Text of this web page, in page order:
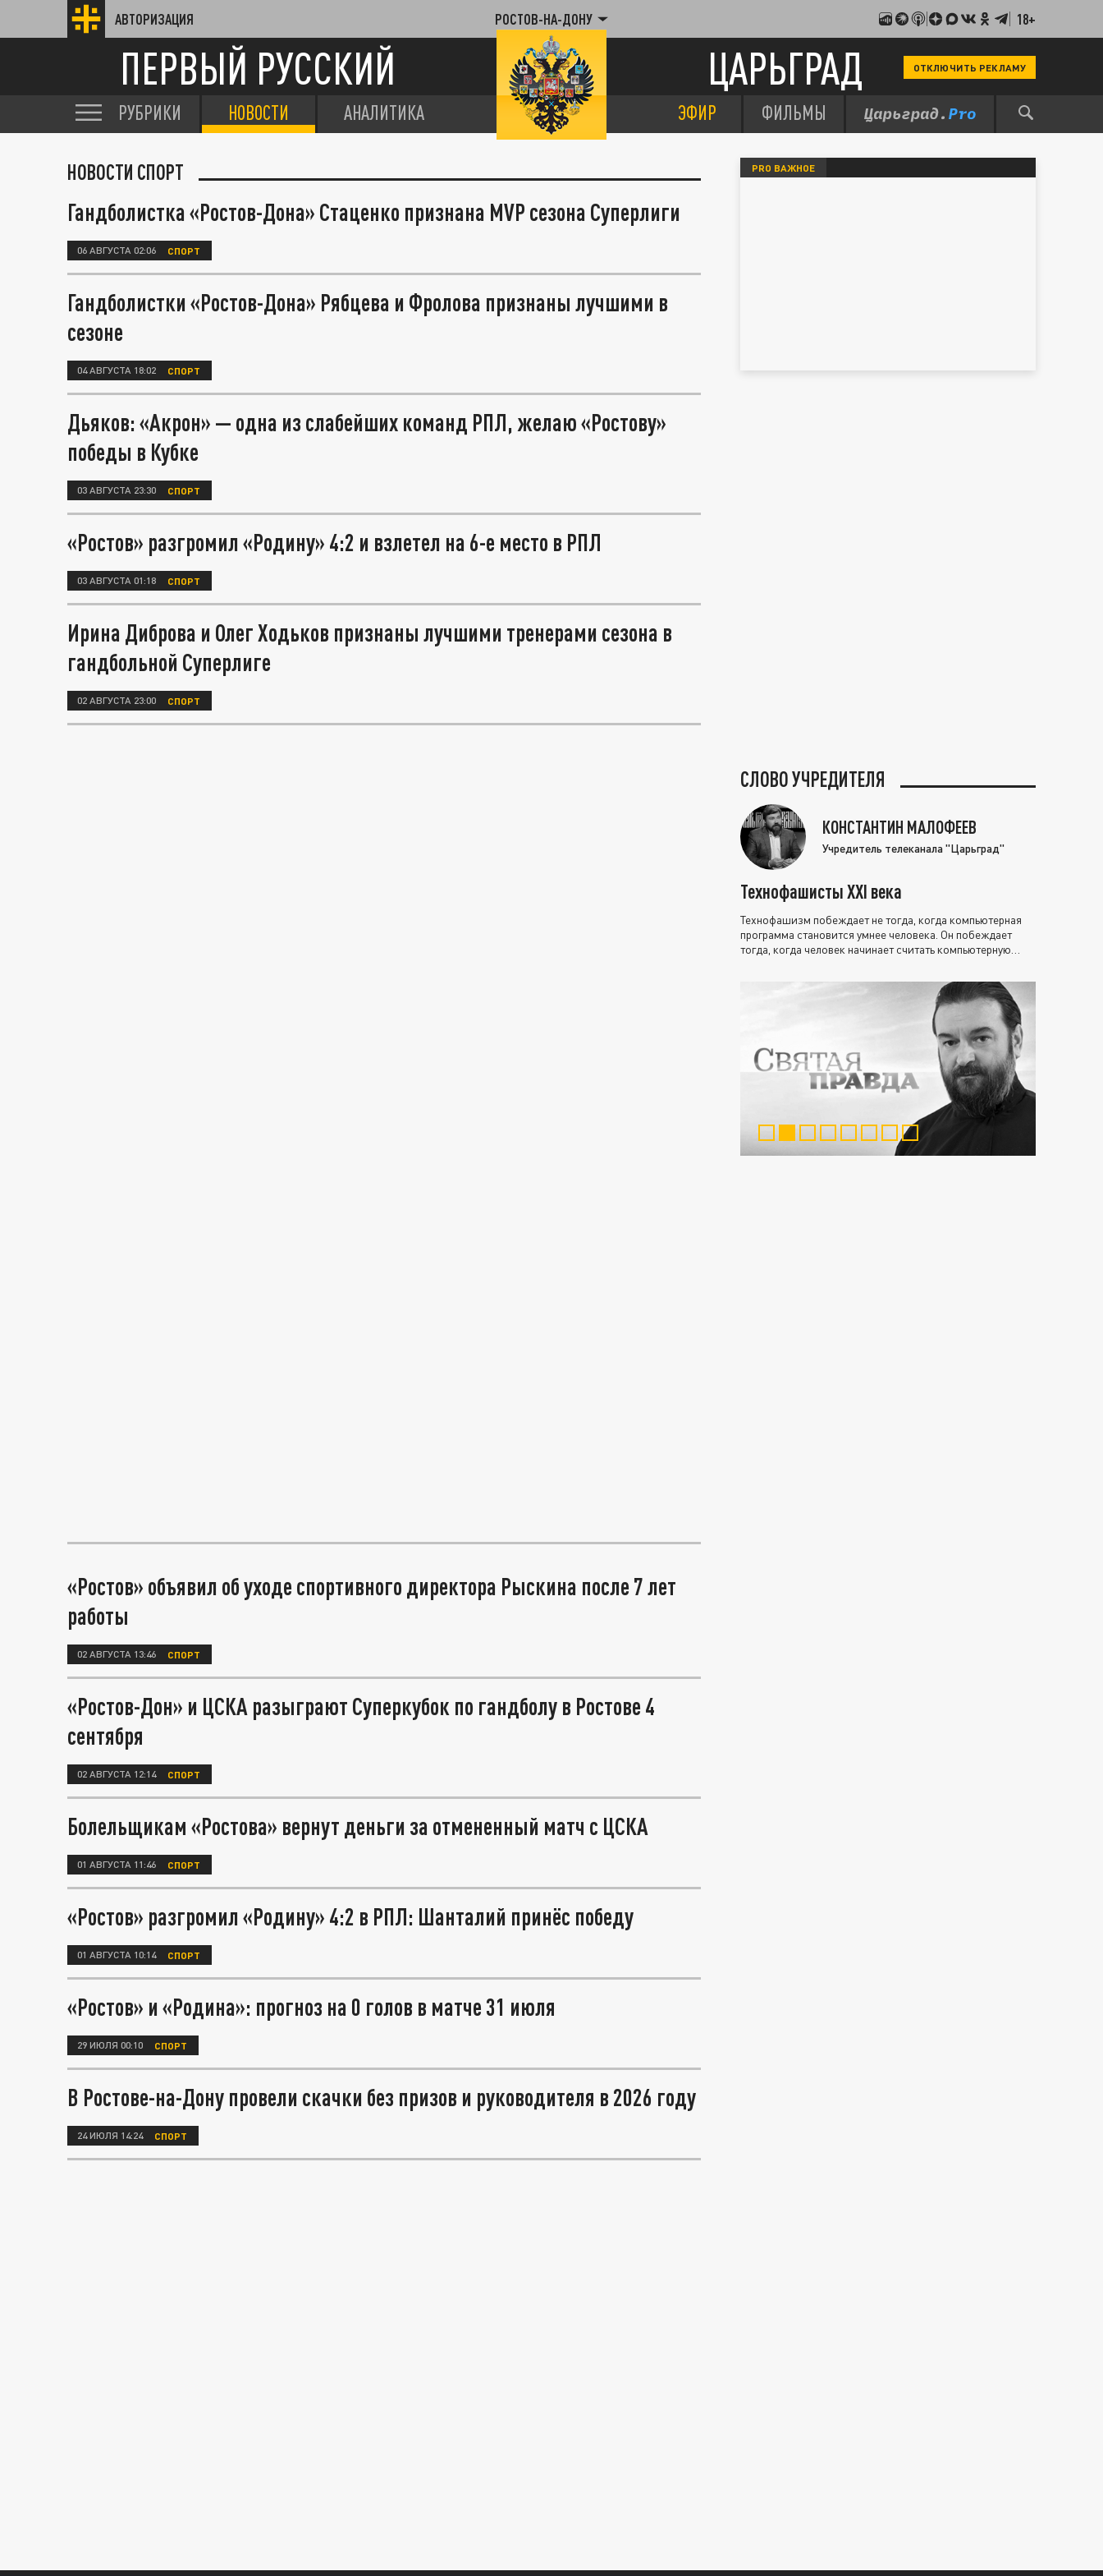
АВТОРИЗАЦИЯ РОСТОВ-НА-ДОНУ 18+
ПЕРВЫЙ РУССКИЙ ЦАРЬГРАД ОТКЛЮЧИТЬ РЕКЛАМУ
РУБРИКИ НОВОСТИ АНАЛИТИКА ЭФИР ФИЛЬМЫ
НОВОСТИ СПОРТ
Гандболистка «Ростов-Дона» Стаценко признана MVP сезона Суперлиги
06 АВГУСТА 02:06 СПОРТ
Гандболистки «Ростов-Дона» Рябцева и Фролова признаны лучшими в
сезоне
04 АВГУСТА 18:02 СПОРТ
Дьяков: «Акрон» — одна из слабейших команд РПЛ, желаю «Ростову»
победы в Кубке
03 АВГУСТА 23:30 СПОРТ
«Ростов» разгромил «Родину» 4:2 и взлетел на 6-е место в РПЛ
03 АВГУСТА 01:18 СПОРТ
Ирина Диброва и Олег Ходьков признаны лучшими тренерами сезона в
гандбольной Суперлиге
02 АВГУСТА 23:00 СПОРТ
«Ростов» объявил об уходе спортивного директора Рыскина после 7 лет
работы
02 АВГУСТА 13:46 СПОРТ
«Ростов-Дон» и ЦСКА разыграют Суперкубок по гандболу в Ростове 4
сентября
02 АВГУСТА 12:14 СПОРТ
Болельщикам «Ростова» вернут деньги за отмененный матч с ЦСКА
01 АВГУСТА 11:46 СПОРТ
«Ростов» разгромил «Родину» 4:2 в РПЛ: Шанталий принёс победу
01 АВГУСТА 10:14 СПОРТ
«Ростов» и «Родина»: прогноз на 0 голов в матче 31 июля
29 ИЮЛЯ 00:10 СПОРТ
В Ростове-на-Дону провели скачки без призов и руководителя в 2026 году
24 ИЮЛЯ 14:24 СПОРТ
PRO ВАЖНОЕ
СЛОВО УЧРЕДИТЕЛЯ
КОНСТАНТИН МАЛОФЕЕВ
Учредитель телеканала "Царьград"
Технофашисты XXI века
Технофашизм побеждает не тогда, когда компьютерная
программа становится умнее человека. Он побеждает
тогда, когда человек начинает считать компьютерную